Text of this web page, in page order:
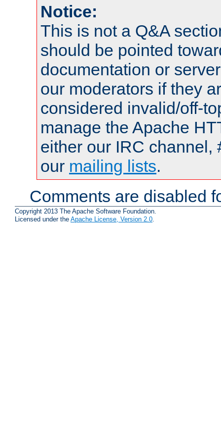
Notice:
This is not a Q&A
should be pointed
documentation or
our moderators if they
considered invalid/off-
manage the Apache
either our IRC channel,
our mailing lists.
Comments are disabled
Copyright 2013 The Apache Software Foundation.
Licensed under the Apache License, Version 2.0.